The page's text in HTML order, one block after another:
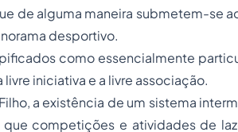
de alguma maneira submetem-se
desportivo.
como essencialmente
livre iniciativa e a livre associação.
a existência de um sistema
competições e atividades de